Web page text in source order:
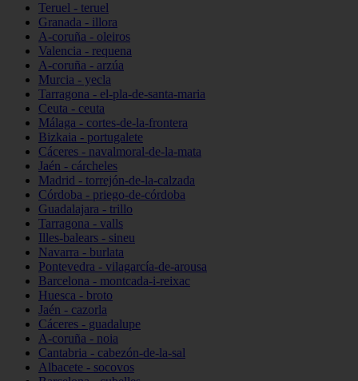
Teruel - teruel
Granada - illora
A-coruña - oleiros
Valencia - requena
A-coruña - arzúa
Murcia - yecla
Tarragona - el-pla-de-santa-maria
Ceuta - ceuta
Málaga - cortes-de-la-frontera
Bizkaia - portugalete
Cáceres - navalmoral-de-la-mata
Jaén - cárcheles
Madrid - torrejón-de-la-calzada
Córdoba - priego-de-córdoba
Guadalajara - trillo
Tarragona - valls
Illes-balears - sineu
Navarra - burlata
Pontevedra - vilagarcía-de-arousa
Barcelona - montcada-i-reixac
Huesca - broto
Jaén - cazorla
Cáceres - guadalupe
A-coruña - noia
Cantabria - cabezón-de-la-sal
Albacete - socovos